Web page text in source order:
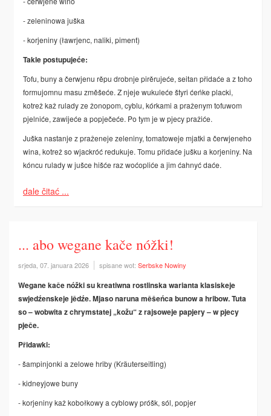
- zeleninowa juška
- korjeniny (ławrjenc, naliki, piment)
Takle postupujeće:
Tofu, buny a čerwjenu rěpu drobnje pirěrujeće, seitan přidaće a z toho
formujomnu masu změšeće. Z njeje wukuleće štyri ćeńke placki,
kotrež kaž rulady ze žonopom, cyblu, kórkami a praženym tofuwom
pjelniće, zawijeće a popječeće. Po tym je w pjecy pražiće.
Juška nastanje z praženeje zeleniny, tomatoweje­ mjatki a čerwjeneho
wina, kotrež so wjackróć redukuje. Tomu přidaće jušku a korjeniny. Na
kóncu rulady w jušce hišće raz woćopliće a jim ćahnyć daće.
dale čitać ...
... abo wegane kače nóžki!
srjeda, 07. januara 2026 spisane wot: Serbske Nowiny
Wegane kače nóžki su kreatiwna rostlinska warianta klasiskeje
swjedźenskeje jědźe. Mjaso naruna měšeńca bunow a hribow. Tuta
so – wobwita z chrymstatej „kožu“ z rajsoweje papjery – w pjecy
pječe.
Přidawki:
- šampinjonki a zelowe hriby (Kräuterseitling)
- kidneyjowe buny
- korjeniny kaž kobołkowy a cyblowy próšk, sól, popjer